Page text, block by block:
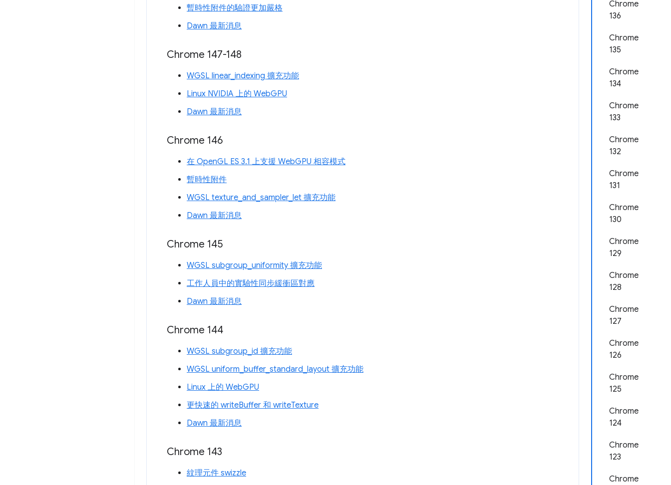
Chrome
136
Chrome
135
Chrome
134
Chrome
133
Chrome
132
Chrome
131
Chrome
130
Chrome
129
Chrome
128
Chrome
127
Chrome
126
Chrome
125
Chrome
124
Chrome
123
Chrome
暫時性附件的驗證更加嚴格
Dawn 最新消息
Chrome 147-148
WGSL linear_indexing 擴充功能
Linux NVIDIA 上的 WebGPU
Dawn 最新消息
Chrome 146
在 OpenGL ES 3.1 上支援 WebGPU 相容模式
暫時性附件
WGSL texture_and_sampler_let 擴充功能
Dawn 最新消息
Chrome 145
WGSL subgroup_uniformity 擴充功能
工作人員中的實驗性同步緩衝區對應
Dawn 最新消息
Chrome 144
WGSL subgroup_id 擴充功能
WGSL uniform_buffer_standard_layout 擴充功能
Linux 上的 WebGPU
更快速的 writeBuffer 和 writeTexture
Dawn 最新消息
Chrome 143
紋理元件 swizzle